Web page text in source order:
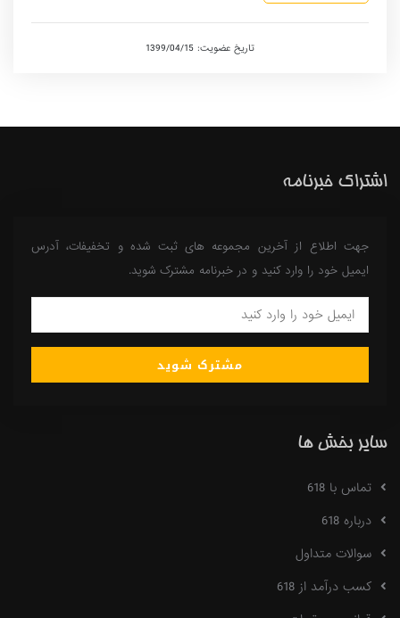
تاریخ عضویت: 1399/04/15
اشتراک خبرنامه
جهت اطلاع از آخرین مجموعه های ثبت شده و تخفیفات، آدرس
ایمیل خود را وارد کنید و در خبرنامه مشترک شوید.
مشترک شوید
سایر بخش ها
تماس با 618
درباره 618
سوالات متداول
کسب درآمد از 618